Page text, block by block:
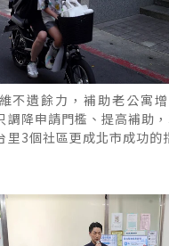
不遺餘力，補助老公寓
調降申請門檻、提高補助
里3個社區更成北市成功的